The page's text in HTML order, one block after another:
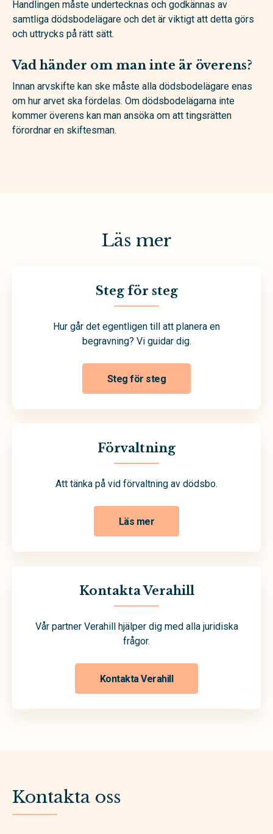
Handlingen måste undertecknas och godkännas av
samtliga dödsbodelägare och det är viktigt att detta görs
och uttrycks på rätt sätt.
Vad händer om man inte är överens?
Innan arvskifte kan ske måste alla dödsbodelägare enas
om hur arvet ska fördelas. Om dödsbodelägarna inte
kommer överens kan man ansöka om att tingsrätten
förordnar en skiftesman.
Läs mer
Steg för steg
Hur går det egentligen till att planera en
begravning? Vi guidar dig.
Steg för steg
Förvaltning
Att tänka på vid förvaltning av dödsbo.
Läs mer
Kontakta Verahill
Vår partner Verahill hjälper dig med alla juridiska
frågor.
Kontakta Verahill
Kontakta oss